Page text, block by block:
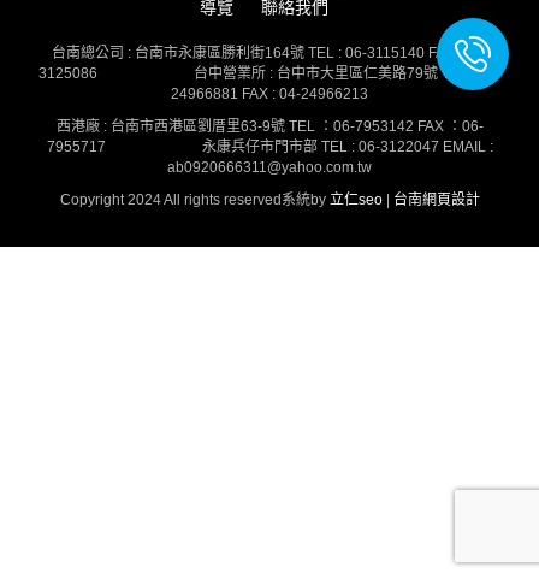
導覽
聯絡我們
台南總公司 : 台南市永康區勝利街164號 TEL : 06-3115140 FAX : 06-
3125086
台中營業所 : 台中市大里區仁美路79號 TEL : 04-
24966881 FAX : 04-24966213
西港廠 : 台南市西港區劉厝里63-9號 TEL ：06-7953142 FAX ：06-
7955717
永康兵仔市門市部 TEL : 06-3122047 EMAIL :
ab0920666311@yahoo.com.tw
Copyright 2024 All rights reserved系統by 立仁seo| 台南網頁設計